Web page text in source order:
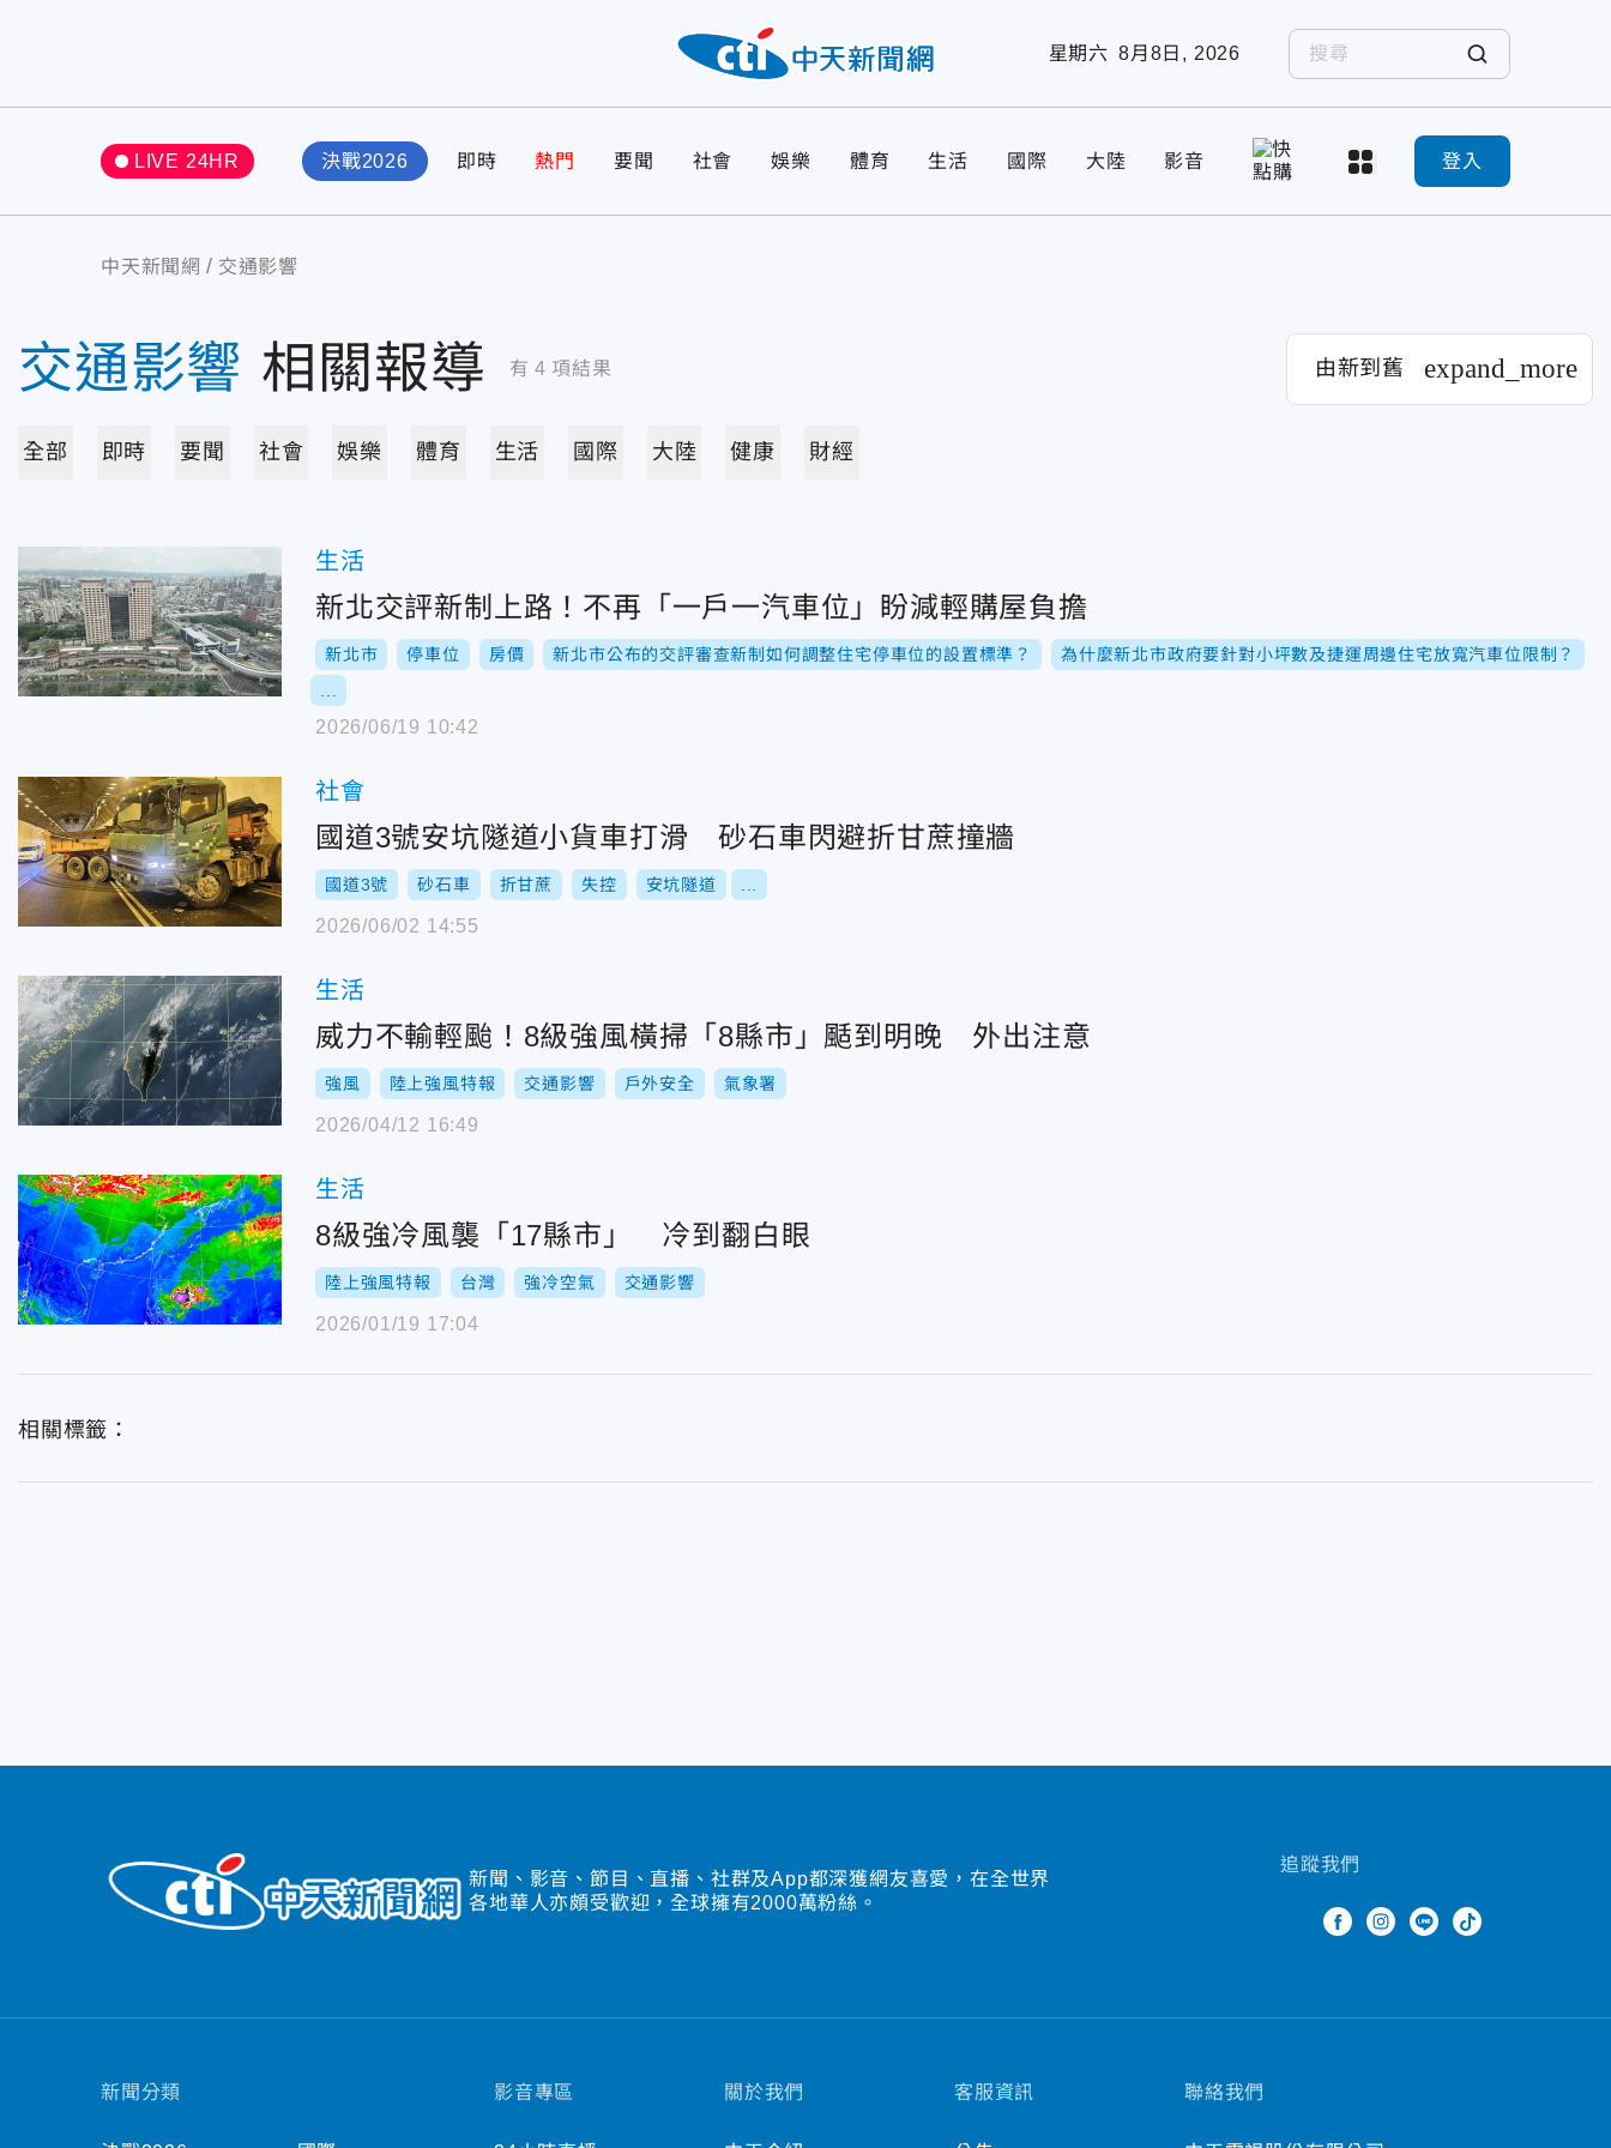
星期六 8月8日, 2026
LIVE 24HR 決戰2026 即時 熱門 要聞 社會 娛樂 體育 生活 國際 大陸 影音 登入
中天新聞網 交通影響
交通影響 相關報導 有 4 項結果 由新到舊 expand_more
全部 即時 要聞 社會 娛樂 體育 生活 國際 大陸 健康 財經
生活
新北交評新制上路！不再「一戶一汽車位」盼減輕購屋負擔
新北市 停車位 房價 新北市公布的交評審查新制如何調整住宅停車位的設置標準？ 為什麼新北市政府要針對小坪數及捷運周邊住宅放寬汽車位限制？
2026/06/19 10:42
社會
國道3號安坑隧道小貨車打滑 砂石車閃避折甘蔗撞牆
國道3號 砂石車 折甘蔗 失控 安坑隧道
2026/06/02 14:55
生活
威力不輸輕颱！8級強風橫掃「8縣市」颳到明晚 外出注意
強風 陸上強風特報 交通影響 戶外安全 氣象署
2026/04/12 16:49
生活
8級強冷風襲「17縣市」 冷到翻白眼
陸上強風特報 台灣 強冷空氣 交通影響
2026/01/19 17:04
相關標籤：
新聞、影音、節目、直播、社群及App都深獲網友喜愛，在全世界
各地華人亦頗受歡迎，全球擁有2000萬粉絲。
追蹤我們
新聞分類 影音專區 關於我們 客服資訊 聯絡我們